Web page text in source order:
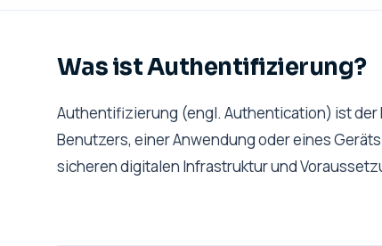
Was ist Authentifizierung?
Authentifizierung (engl. Authentication) ist
Benutzers, einer Anwendung oder eines
sicheren digitalen Infrastruktur und